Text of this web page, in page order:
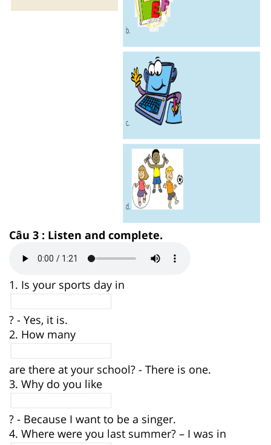
Câu 3 : Listen and complete.
1. Is your sports day in
? - Yes, it is.
2. How many
are there at your school? - There is one.
3. Why do you like
? - Because I want to be a singer.
4. Where were you last summer? – I was in